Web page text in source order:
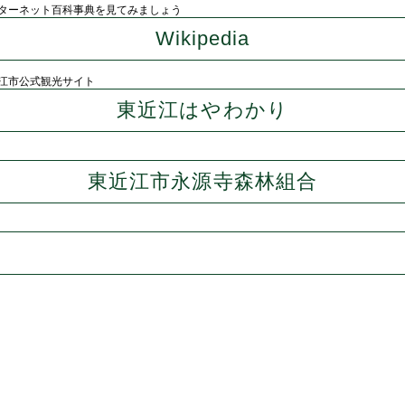
ーネット百科事典を見てみましょう
Wikipedia
市公式観光サイト
東近江はやわかり
東近江市永源寺森林組合